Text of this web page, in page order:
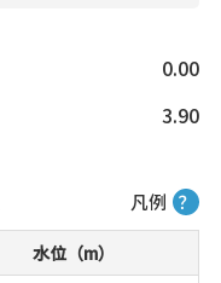
0.00
3.90
凡例 ？
水位（m）